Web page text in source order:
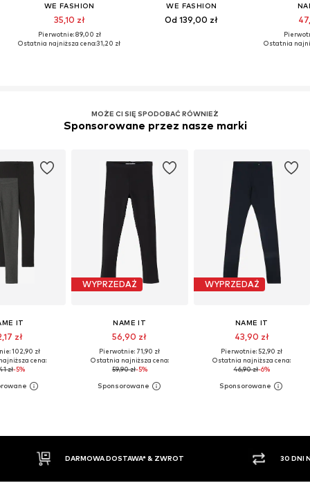
WE FASHION
35,10 zł
Pierwotnie: 89,00 zł
Ostatnia najniższa cena:31,20 zł
WE FASHION
Od 139,00 zł
Ostatnia
MOŻE CI SIĘ SPODOBAĆ RÓWNIEŻ
Sponsorowane przez nasze marki
IT
zł
102,90 zł
cena:
zł-5%
WYPRZEDAŻ
NAME IT
56,90 zł
Pierwotnie: 71,90 zł
Ostatnia najniższa cena:
59,90 zł-5%
WYPRZEDAŻ
NAME IT
43,90 zł
Pierwotnie: 52,90 zł
Ostatnia najniższa cena:
46,90 zł-6%
DOSTAWA* & ZWROT 30 DNI NA ZWROT TOWARU